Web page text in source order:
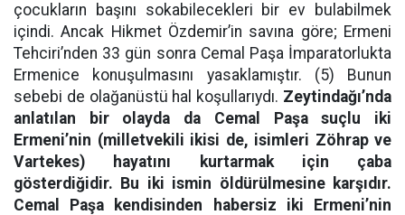
çocukların başını sokabilecekleri bir ev bulabilmek
içindi. Ancak Hikmet Özdemir’in savına göre; Ermeni
Tehciri’nden 33 gün sonra Cemal Paşa İmparatorlukta
Ermenice konuşulmasını yasaklamıştır. (5) Bunun
sebebi de olağanüstü hal koşullarıydı. Zeytindağı’nda
anlatılan bir olayda da Cemal Paşa suçlu iki
Ermeni’nin (milletvekili ikisi de, isimleri Zöhrap ve
Vartekes) hayatını kurtarmak için çaba
gösterdiğidir. Bu iki ismin öldürülmesine karşıdır.
Cemal Paşa kendisinden habersiz iki Ermeni’nin